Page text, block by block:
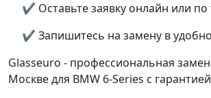
✔ Оставьте заявку онлайн или по
✔ Запишитесь на замену в
Glasseuro - профессиональная
Москве для BMW 6-Series с